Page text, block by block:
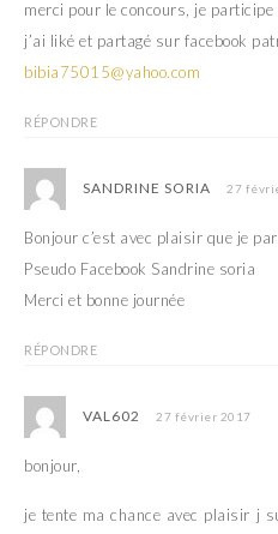
merci pour le concours, je
j’ai liké et partagé sur facebook
bibia75015@yahoo.com
RÉPONDRE
SANDRINE SORIA 27
Bonjour c’est avec plaisir que je
Pseudo Facebook Sandrine soria
Merci et bonne journée
RÉPONDRE
VAL602 27 février 2017
bonjour,
je tente ma chance avec plaisir j